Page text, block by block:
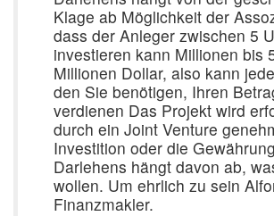
Klage ab Möglichkeit der
dass der Anleger zwischen 5
investieren kann Millionen bis
Millionen Dollar, also kann
den Sie benötigen, Ihren
verdienen Das Projekt wird
durch ein Joint Venture
Investition oder die
Darlehens hängt davon ab,
wollen. Um ehrlich zu sein
Finanzmakler.